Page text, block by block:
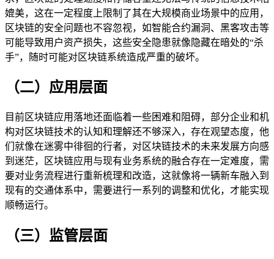
媲美，这在一定程度上限制了其在大规模商业场景中的应用，
区块链的安全问题也不容忽视，如智能合约漏洞、黑客攻击等
可能导致用户资产损失，这些安全隐患就像隐藏在暗处的“杀
手”，随时可能对区块链系统造成严重的破坏。
（二）应用层面
目前区块链应用落地还面临着一些困难和阻碍，部分企业和机
构对区块链技术的认知和理解还不够深入，存在观望态度，他
们就像在迷雾中徘徊的行者，对区块链技术的未来发展方向感
到迷茫，区块链应用与现有业务系统的融合存在一定难度，需
要对业务流程进行重新梳理和改造，这就像将一辆新车融入到
现有的交通体系中，需要进行一系列的调整和优化，才能实现
顺畅运行。
（三）监管层面